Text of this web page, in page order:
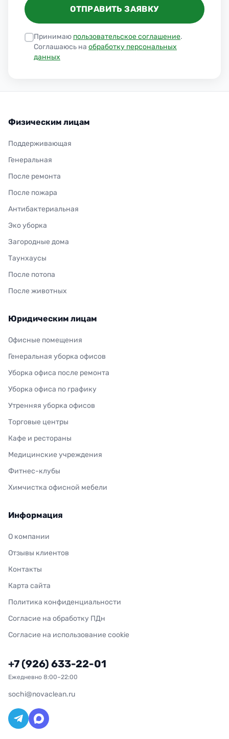
ОТПРАВИТЬ ЗАЯВКУ
Принимаю пользовательское соглашение.
Соглашаюсь на обработку персональных
данных
Физическим лицам
Поддерживающая
Генеральная
После ремонта
После пожара
Антибактериальная
Эко уборка
Загородные дома
Таунхаусы
После потопа
После животных
Юридическим лицам
Офисные помещения
Генеральная уборка офисов
Уборка офиса после ремонта
Уборка офиса по графику
Утренняя уборка офисов
Торговые центры
Кафе и рестораны
Медицинские учреждения
Фитнес-клубы
Химчистка офисной мебели
Информация
О компании
Отзывы клиентов
Контакты
Карта сайта
Политика конфиденциальности
Согласие на обработку ПДн
Согласие на использование cookie
+7 (926) 633-22-01
Ежедневно 8:00–22:00
sochi@novaclean.ru